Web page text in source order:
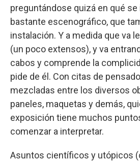
preguntándose quizá en qué
bastante escenográfico, que
instalación. Y a medida que va
(un poco extensos), y va
cabos y comprende la
pide de él. Con citas de
mezcladas entre los diversos
paneles, maquetas y demás,
exposición tiene muchos
comenzar a interpretar.
Asuntos científicos y utópicos